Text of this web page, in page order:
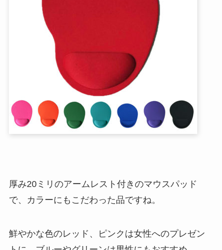
厚み20ミリのアームレスト付きのマウスパッド
で、カラーにもこだわった品ですね。
鮮やかな色のレッド、ピンクは女性へのプレゼン